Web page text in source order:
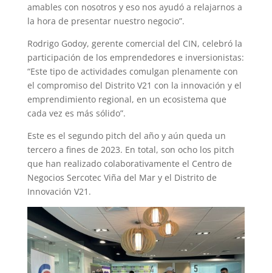
amables con nosotros y eso nos ayudó a relajarnos a
la hora de presentar nuestro negocio”.
Rodrigo Godoy, gerente comercial del CIN, celebró la
participación de los emprendedores e inversionistas:
“Este tipo de actividades comulgan plenamente con
el compromiso del Distrito V21 con la innovación y el
emprendimiento regional, en un ecosistema que
cada vez es más sólido”.
Este es el segundo pitch del año y aún queda un
tercero a fines de 2023. En total, son ocho los pitch
que han realizado colaborativamente el Centro de
Negocios Sercotec Viña del Mar y el Distrito de
Innovación V21.